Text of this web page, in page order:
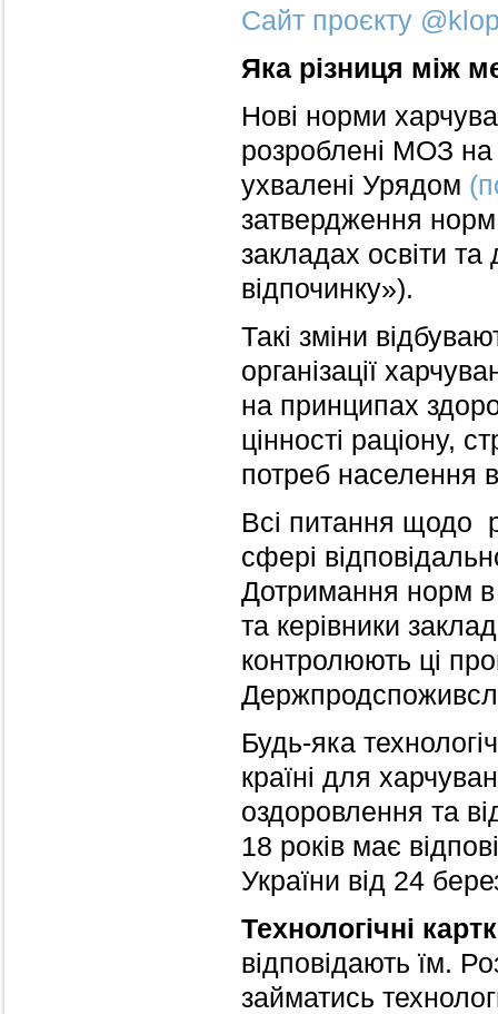
Сайт проєкту
Яка різниця між
Нові норми
розроблені МОЗ
ухвалені Урядом
затвердження норм
закладах освіти
відпочинку»).
Такі зміни
організації
на принципах
цінності раціону,
потреб населення
Всі питання щодо
сфері
Дотримання норм в
та керівники
контролюють ці
Будь-яка
країні для
оздоровлення та
18 років має
України від 24
Технологічні
відповідають їм.
займатись